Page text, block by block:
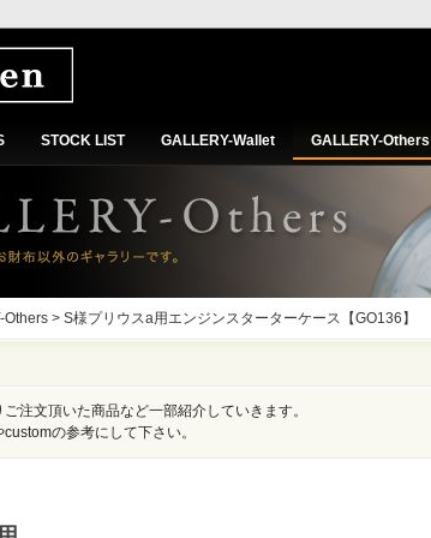
STOCK LIST GALLERY-Wallet GALLERY-Others
Others > S様プリウスa用エンジンスターターケース【GO136】
注文頂いた商品など一部紹介していきます。
の参考にして下さい。